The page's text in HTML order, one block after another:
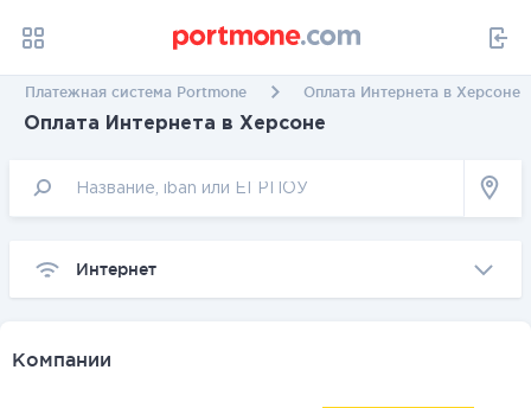
Платежная система Portmone Оплата Интернета в Херсоне
Оплата Интернета в Херсоне
Интернет
Компании